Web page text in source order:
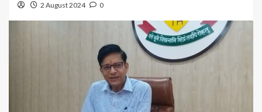
2 August 2024 0